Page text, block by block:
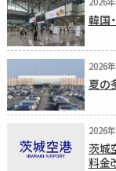
韓国
2026
夏の
2026
茨城
料金